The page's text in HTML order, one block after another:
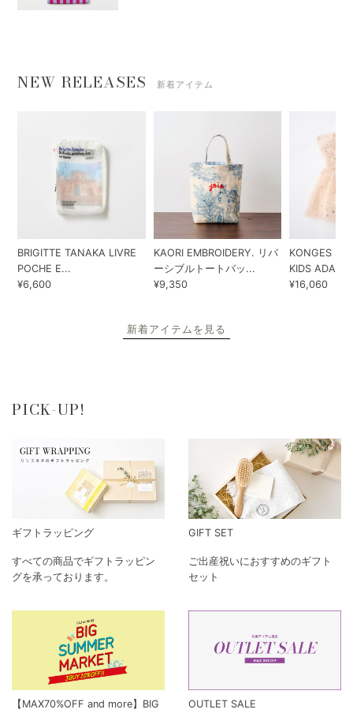
NEW RELEASES 新着アイテム
BRIGITTE TANAKA LIVRE
POCHE E...
¥6,600
KAORI EMBROIDERY. リバ
ーシブルトートバッ...
¥9,350
KONGES
KIDS ADA...
¥16,060
新着アイテムを見る
PICK-UP!
ギフトラッピング
すべての商品でギフトラッピン
グを承っております。
GIFT SET
ご出産祝いにおすすめのギフト
セット
【MAX70%OFF and more】BIG
OUTLET SALE